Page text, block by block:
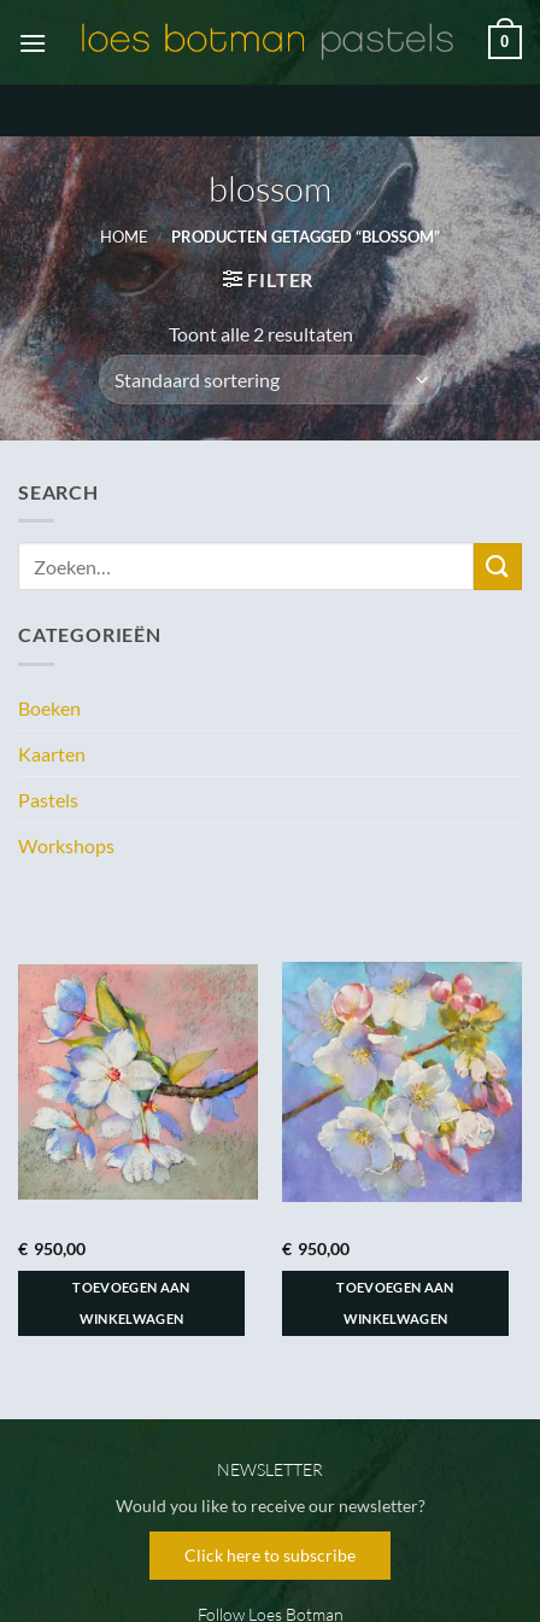
naar
0
blossom
HOME / PRODUCTEN GETAGGED “BLOSSOM”
FILTER
Toont alle 2 resultaten
SEARCH
CATEGORIEËN
Boeken
Kaarten
Pastels
Workshops
€ 950,00
TOEVOEGEN AAN
WINKELWAGEN
€ 950,00
TOEVOEGEN AAN
WINKELWAGEN
NEWSLETTER
Would you like to receive our newsletter?
Click here to subscribe
Follow Loes Botman